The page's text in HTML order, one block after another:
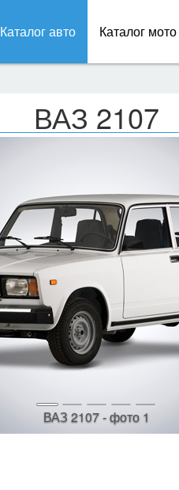
Каталог авто Каталог мото
ВАЗ 2107
ВАЗ 2107 - фото 1